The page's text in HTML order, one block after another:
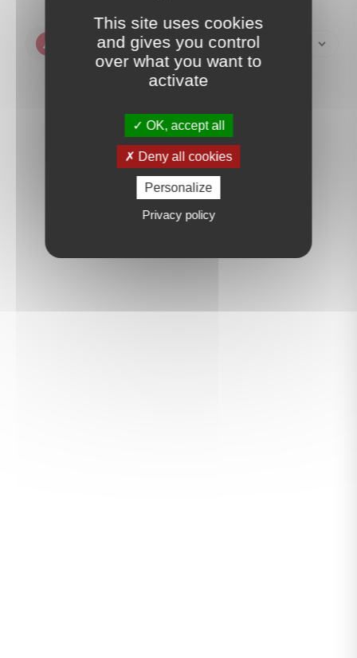
Créer une alerte
This site uses cookies
and gives you control
over what you want to
activate
OK, accept all
Deny all cookies
Personalize
Privacy policy